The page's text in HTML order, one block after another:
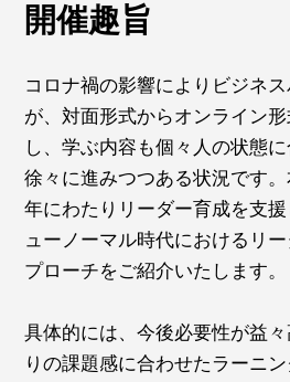
開催趣旨
コロナ禍の影響によりビジネ
が、対面形式からオンライン
し、学ぶ内容も個々人の状態
徐々に進みつつある状況です
年にわたりリーダー育成を支
ューノーマル時代におけるリ
プローチをご紹介いたします。
具体的には、今後必要性が益
りの課題感に合わせたラーニ